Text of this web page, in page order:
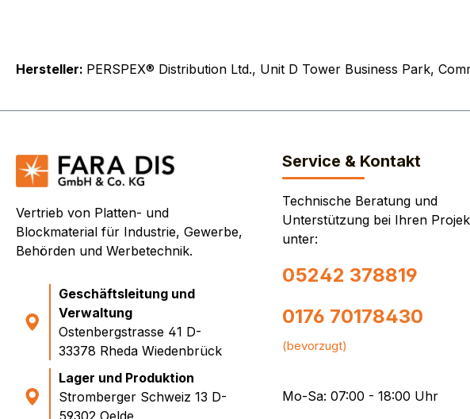
Hersteller: PERSPEX® Distribution Ltd., Unit D Tower Business Park,
Vertrieb von Platten- und
Blockmaterial für Industrie, Gewerbe,
Behörden und Werbetechnik.
Geschäftsleitung und
Verwaltung
Ostenbergstrasse 41 D-
33378 Rheda Wiedenbrück
Lager und Produktion
Stromberger Schweiz 13 D-
59302 Oelde
Service & Kontakt
Technische Beratung und
Unterstützung bei Ihren
unter:
05242 378819
0176 70178430
(bevorzugt)
Mo-Sa: 07:00 - 18:00 Uhr